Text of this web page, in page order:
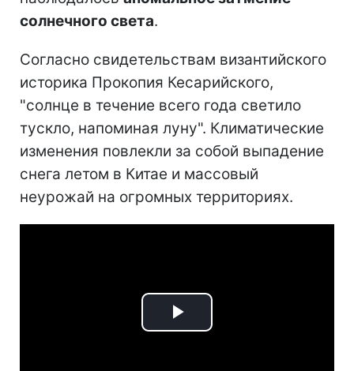
солнечного света.
Согласно свидетельствам византийского
историка Прокопия Кесарийского,
"солнце в течение всего года светило
тускло, напоминая луну". Климатические
изменения повлекли за собой выпадение
снега летом в Китае и массовый
неурожай на огромных территориях.
Play